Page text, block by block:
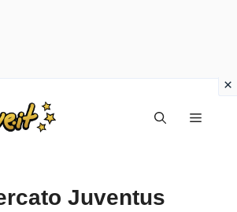
Menu
Juventus